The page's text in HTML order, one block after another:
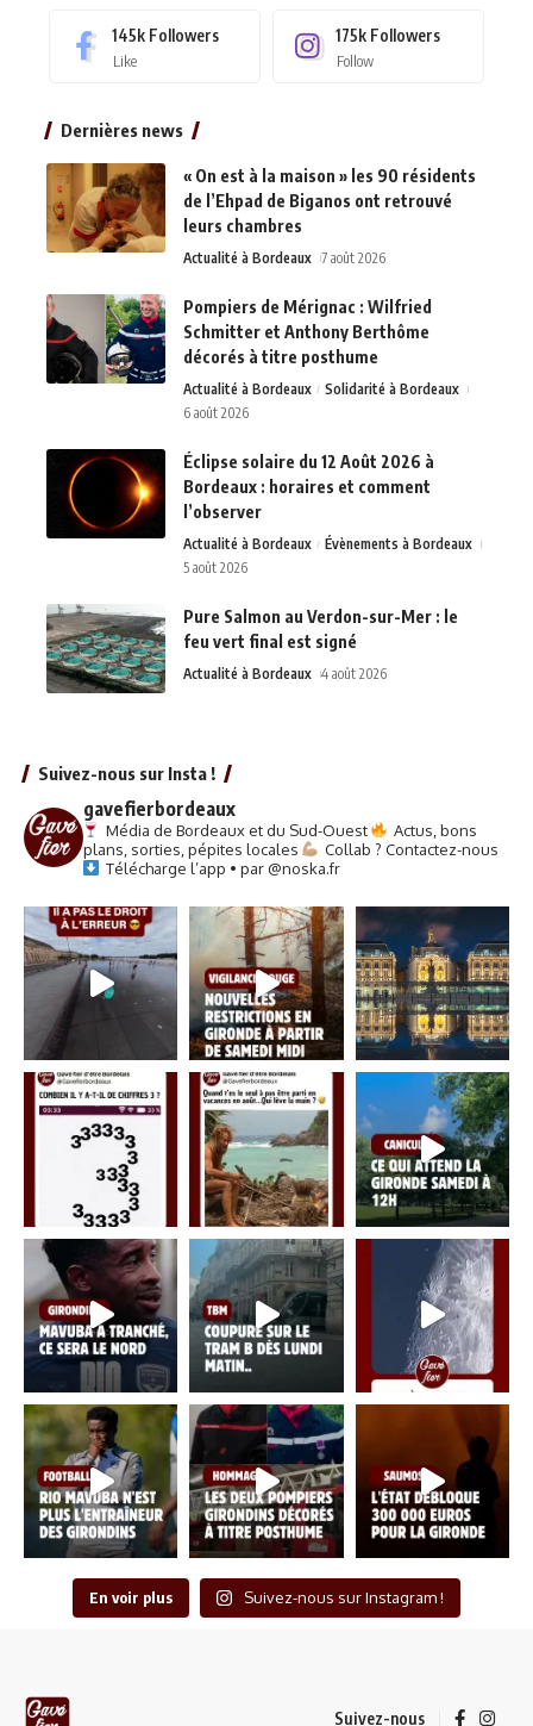
145k Followers
Like
175k Followers
Follow
Dernières news
« On est à la maison » les 90 résidents
de l’Ehpad de Biganos ont retrouvé
leurs chambres
Actualité à Bordeaux 7 août 2026
Pompiers de Mérignac : Wilfried
Schmitter et Anthony Berthôme
décorés à titre posthume
Actualité à Bordeaux
Solidarité à Bordeaux
6 août 2026
Éclipse solaire du 12 Août 2026 à
Bordeaux : horaires et comment
l’observer
Actualité à Bordeaux
Évènements à Bordeaux
5 août 2026
Pure Salmon au Verdon-sur-Mer : le
feu vert final est signé
Actualité à Bordeaux 4 août 2026
Suivez-nous sur Insta !
gavefierbordeaux
Média de Bordeaux et du Sud-Ouest
Actus, bons
plans, sorties, pépites locales
Collab ? Contactez-nous
Télécharge l’app • par @noska.fr
En voir plus Suivez-nous sur Instagram !
Suivez-nous